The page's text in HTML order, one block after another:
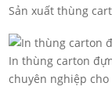
Sản xuất thùng
In thùng carton
chuyên nghiệp cho